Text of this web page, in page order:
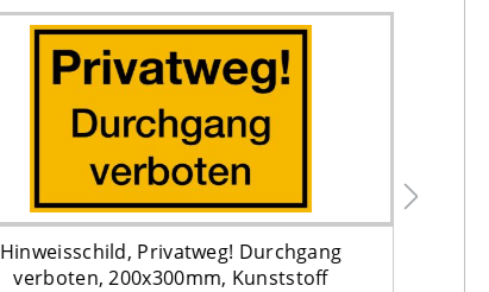
Hinweisschild, Privatweg! Durchgang
verboten, 200x300mm, Kunststoff